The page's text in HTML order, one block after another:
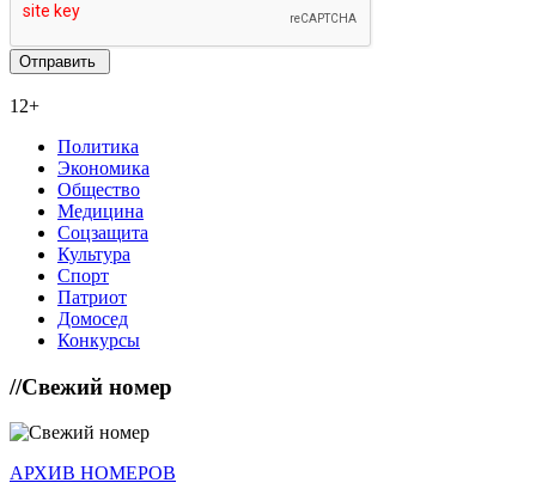
12+
Политика
Экономика
Общество
Медицина
Соцзащита
Культура
Спорт
Патриот
Домосед
Конкурсы
//Свежий номер
АРХИВ НОМЕРОВ